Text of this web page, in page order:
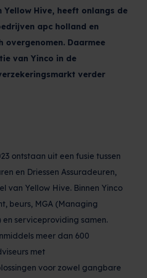
Yellow Hive, heeft onlangs de
apc holland en
overgenomen. Daarmee
van Yinco in de
verder
ontstaan uit een fusie tussen
en Driessen Assuradeuren,
van Yellow Hive. Binnen Yinco
beurs, MGA (Managing
en serviceproviding samen.
meer dan 600
met
voor zowel gangbare